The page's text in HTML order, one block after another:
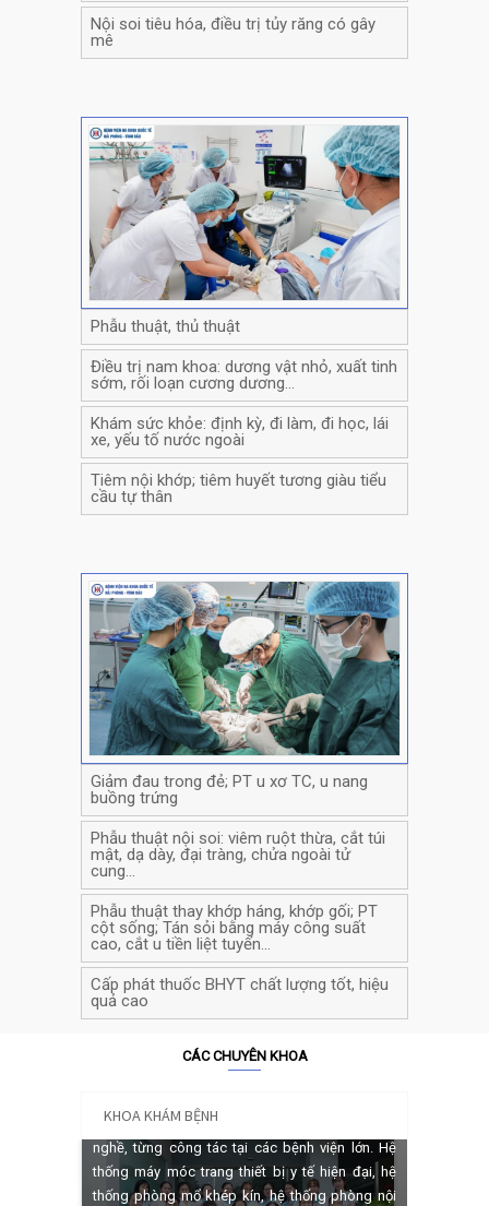
Nội soi tiêu hóa, điều trị tủy răng có gây
mê
Phẫu thuật, thủ thuật
Điều trị nam khoa: dương vật nhỏ, xuất tinh
sớm, rối loạn cương dương…
Khám sức khỏe: định kỳ, đi làm, đi học, lái
xe, yếu tố nước ngoài
Tiêm nội khớp; tiêm huyết tương giàu tiểu
cầu tự thân
Giảm đau trong đẻ; PT u xơ TC, u nang
buồng trứng
Phẫu thuật nội soi: viêm ruột thừa, cắt túi
mật, dạ dày, đại tràng, chửa ngoài tử
cung…
Phẫu thuật thay khớp háng, khớp gối; PT
cột sống; Tán sỏi bằng máy công suất
cao, cắt u tiền liệt tuyến…
Cấp phát thuốc BHYT chất lượng tốt, hiệu
quả cao
CÁC CHUYÊN KHOA
KHOA KHÁM BỆNH
Khoa Khám Bệnh – Bệnh viện Đa khoa Quốc tế
Hải Phòng – Vĩnh bảođược thành lập và triển
khai từ những ngày đầu của Bệnh viện với nhiệm
vụ tổ chức khám chữa bệnh ngoại trú – là một
Bệnh viện. Với đội ngũ bác sĩ chuyên khoa, bác
sĩ sau đại học, chuyên gia giỏi chuyên môn giàu
khoa II, bác sĩ chuyên khoa I), tâm huyết với
nghề, từng công tác tại các bệnh viện lớn. Hệ
thống máy móc trang thiết bị y tế hiện đại, hệ
thống phòng mổ khép kín, hệ thống phòng nội